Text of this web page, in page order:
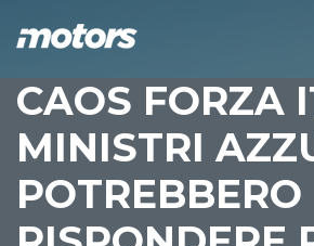
CAOS FORZA
MINISTRI
POTREBBERO